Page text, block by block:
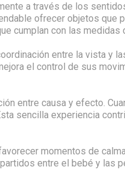
a través de los
ofrecer objetos
cumplan con las medidas
entre la vista y
el control de sus
entre causa y efecto.
sencilla experiencia
momentos de
entre el bebé y las